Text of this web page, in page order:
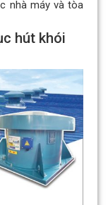
nhà máy và tòa
hút khói